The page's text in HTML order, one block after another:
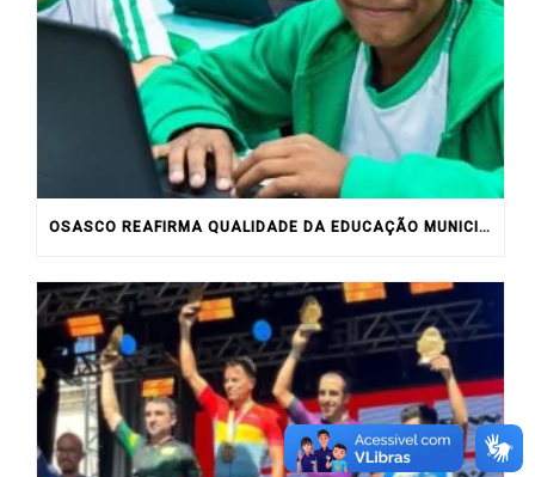
OSASCO REAFIRMA QUALIDADE DA EDUCAÇÃO MUNICIPAL COM RESULTADOS DO IDEB